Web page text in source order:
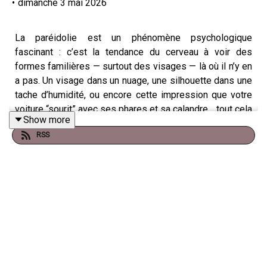
• dimanche 3 mai 2026
La paréidolie est un phénomène psychologique
fascinant : c’est la tendance du cerveau à voir des
formes familières — surtout des visages — là où il n’y en
a pas. Un visage dans un nuage, une silhouette dans une
tache d’humidité, ou encore cette impression que votre
voiture “sourit” avec ses phares et sa calandre… tout cela
relève de la paréidolie.
Le terme a été popularisé par le psychiatre russe Victor
Show more
RSS